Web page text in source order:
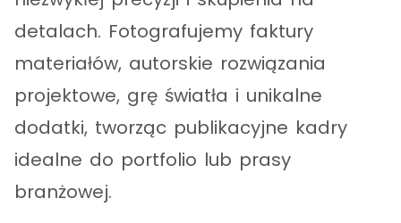
detalach. Fotografujemy faktury
materiałów, autorskie rozwiązania
projektowe, grę światła i unikalne
dodatki, tworząc publikacyjne kadry
idealne do portfolio lub prasy
branżowej.